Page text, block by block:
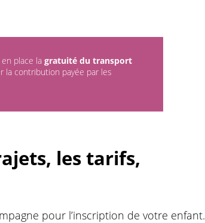
place lagratuité du transport
contribution payée par les
les tarifs,
pour l’inscription de votre enfant.